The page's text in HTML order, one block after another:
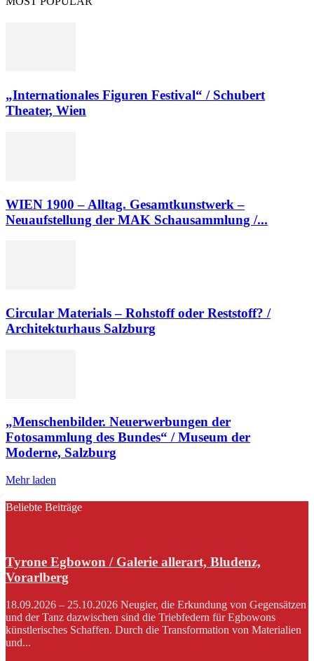
„Internationales Figuren Festival“ / Schubert
Theater, Wien
WIEN 1900 – Alltag. Gesamtkunstwerk –
Neuaufstellung der MAK Schausammlung /...
Circular Materials – Rohstoff oder Reststoff? /
Architekturhaus Salzburg
„Menschenbilder. Neuerwerbungen der
Fotosammlung des Bundes“ / Museum der
Moderne, Salzburg
Mehr laden
Beliebte Beiträge
Tyrone Egbowon / Galerie allerart, Bludenz,
Vorarlberg
18.09.2026 – 25.10.2026 Neugier, die Erkundung von Gegensätzen
und der Tanz dazwischen sind die Triebfedern für Egbowons
künstlerisches Schaffen. Durch die Transformation von Materialien
und...